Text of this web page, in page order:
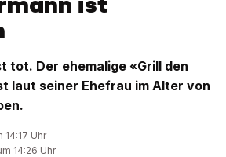
tot. Der ehemalige «Grill den
laut seiner Ehefrau im Alter von
14:17 Uhr
14:26 Uhr